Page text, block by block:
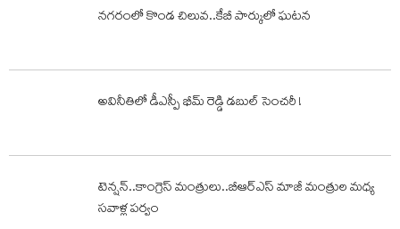
నగరంలో కొండ చిలువ..కేబీ పార్కులో ఘటన
అవినీతిలో డీఎస్పీ భీమ్ రెడ్డి డబుల్ సెంచరీ !
టెన్షన్..కాంగ్రెస్ మంత్రులు..బీఆర్ఎస్ మాజీ మంత్రుల మధ్య
సవాళ్ల పర్వం